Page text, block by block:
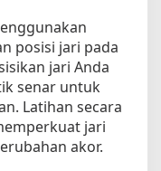
posisi jari pada
jari Anda
senar untuk
Latihan secara
jari
akor.